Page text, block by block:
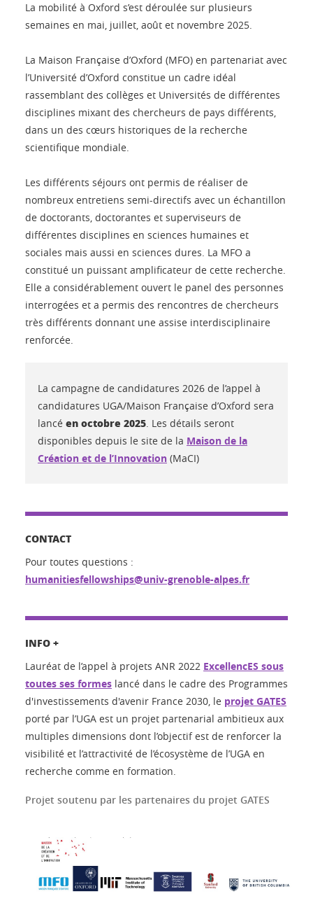
La mobilité à Oxford s’est déroulée sur plusieurs
semaines en mai, juillet, août et novembre 2025.
La Maison Française d’Oxford (MFO) en partenariat avec
l’Université d’Oxford constitue un cadre idéal
rassemblant des collèges et Universités de différentes
disciplines mixant des chercheurs de pays différents,
dans un des cœurs historiques de la recherche
scientifique mondiale.
Les différents séjours ont permis de réaliser de
nombreux entretiens semi-directifs avec un échantillon
de doctorants, doctorantes et superviseurs de
différentes disciplines en sciences humaines et
sociales mais aussi en sciences dures. La MFO a
constitué un puissant amplificateur de cette recherche.
Elle a considérablement ouvert le panel des personnes
interrogées et a permis des rencontres de chercheurs
très différents donnant une assise interdisciplinaire
renforcée.
La campagne de candidatures 2026 de l’appel à
candidatures UGA/Maison Française d’Oxford sera
lancé en octobre 2025. Les détails seront
disponibles depuis le site de la Maison de la
Création et de l’Innovation (MaCI)
CONTACT
Pour toutes questions :
humanitiesfellowships@univ-grenoble-alpes.fr
INFO +
Lauréat de l’appel à projets ANR 2022 ExcellencES sous
toutes ses formes lancé dans le cadre des Programmes
d'investissements d'avenir France 2030, le projet GATES
porté par l’UGA est un projet partenarial ambitieux aux
multiples dimensions dont l’objectif est de renforcer la
visibilité et l’attractivité de l’écosystème de l’UGA en
recherche comme en formation.
Projet soutenu par les partenaires du projet GATES